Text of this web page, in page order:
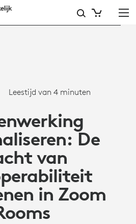
Leestijd van 4 minuten
De
van
in Zoom